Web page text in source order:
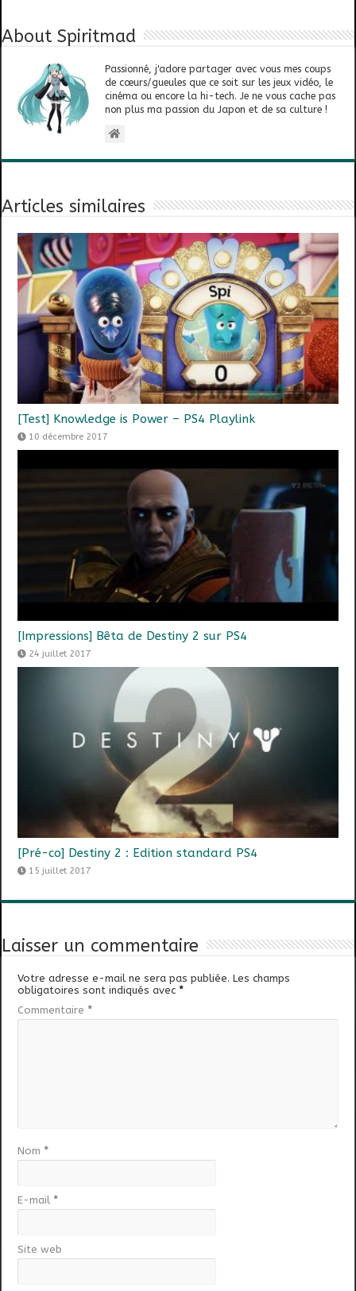
About Spiritmad
Passionné, j'adore partager avec vous mes coups
de cœurs/gueules que ce soit sur les jeux vidéo, le
cinéma ou encore la hi-tech. Je ne vous cache pas
non plus ma passion du Japon et de sa culture !
Articles similaires
[Test] Knowledge is Power – PS4 Playlink
10 décembre 2017
[Impressions] Bêta de Destiny 2 sur PS4
24 juillet 2017
[Pré-co] Destiny 2 : Edition standard PS4
15 juillet 2017
Laisser un commentaire
Votre adresse e-mail ne sera pas publiée. Les champs
obligatoires sont indiqués avec*
Commentaire *
Nom *
E-mail *
Site web